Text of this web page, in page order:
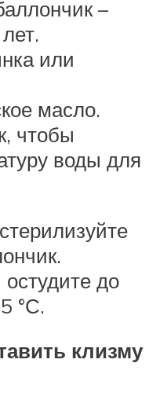
–
или
масло.
чтобы
воды для
до
°С.
клизму